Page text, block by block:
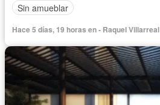
Sin amueblar
Hace 5 días, 19 horas en - Raquel Villarreal